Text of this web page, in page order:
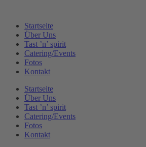
springenStartseite
Über Uns
Tast ’n’ spirit
Catering/Events
Fotos
Kontakt
Startseite
Über Uns
Tast ’n’ spirit
Catering/Events
Fotos
Kontakt